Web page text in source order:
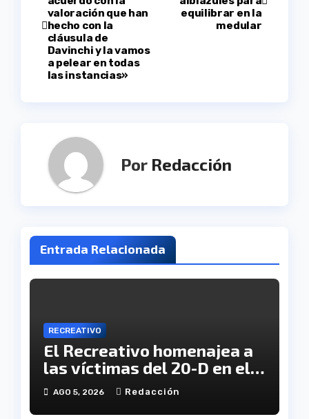
de
entradas
equilibrar en la
medular
valoración que han
hecho con la
cláusula de
Davinchi y la vamos
a pelear en todas
las instancias»
Por Redacción
Entrada Relacionada
RECREATIVO
El Recreativo homenajea a
las víctimas del 20-D en el
XX aniversario de la
tragedia
AGO 5, 2026 Redacción